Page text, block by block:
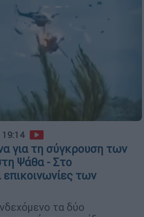
19:14
για τη σύγκρουση των
Ψάθα - Στο
επικοινωνίες των
τα δύο